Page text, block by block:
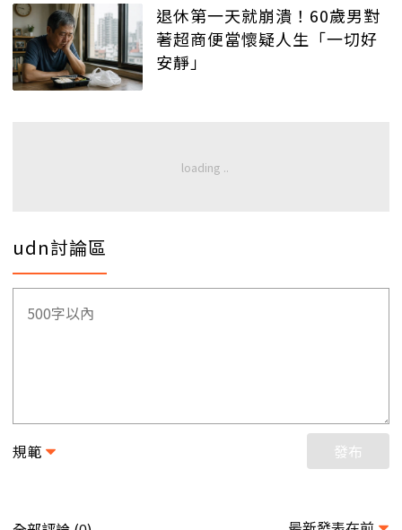
退休第一天就崩潰！60歲男對
著超商便當懷疑人生「一切好
安靜」
udn討論區
規範 發布